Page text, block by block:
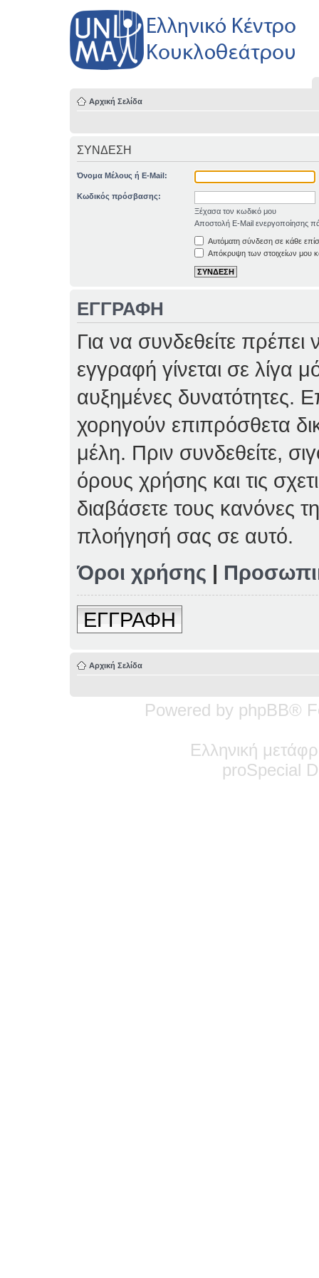
Αρχική Σελίδα
ΣΥΝΔΕΣΗ
Όνομα Μέλους ή E-Mail:
Κωδικός πρόσβασης:
Ξέχασα τον κωδικό μου
Αποστολή E-Mail ενεργοποίησης
Αυτόματη σύνδεση σε κάθε
Απόκρυψη των στοιχείων μου
ΕΓΓΡΑΦΗ
Για να συνδεθείτε
εγγραφή γίνεται σε λίγα
αυξημένες δυνατότητες.
χορηγούν επιπρόσθετα
μέλη. Πριν συνδεθείτε,
όρους χρήσης και τις
διαβάσετε τους κανόνες
πλοήγησή σας σε αυτό.
Όροι χρήσης |
ΕΓΓΡΑΦΗ
Αρχική Σελίδα
Powered by phpBB®
Ελληνική
proSpecial